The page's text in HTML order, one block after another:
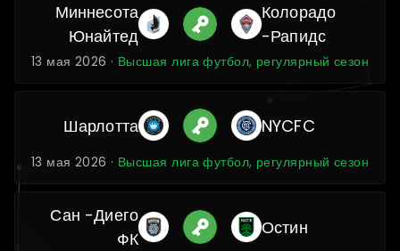
Миннесота
Юнайтед
Колорадо
-Рапидс
13 мая 2026 · Высшая лига футбол, регулярный сезон
Шарлотта NYCFC
13 мая 2026 · Высшая лига футбол, регулярный сезон
Сан -Диего
ФК
Остин